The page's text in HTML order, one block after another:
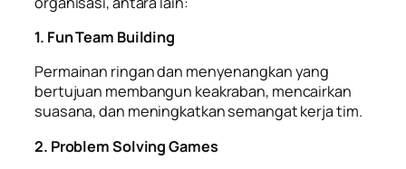
1. Fun Team Building
Permainan ringan dan menyenangkan yang
bertujuan membangun keakraban, mencairkan
suasana, dan meningkatkan semangat kerja tim.
2. Problem Solving Games